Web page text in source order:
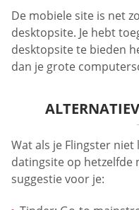
De mobiele site is net
desktopsite. Je hebt
desktopsite te bieden
dan je grote
Wat als je Flingster
datingsite op hetzelfde
suggestie voor je: